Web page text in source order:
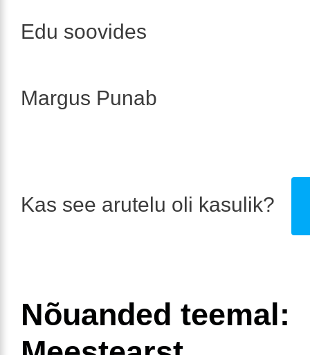
Edu soovides
Margus Punab
Kas see arutelu oli kasulik?
Nõuanded teemal: